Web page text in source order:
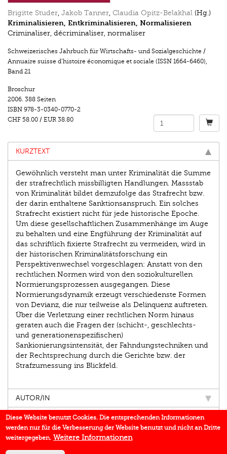
Brigitte Studer, Jakob Tanner, Claudia Opitz-Belakhal (Hg.)
Kriminalisieren, Entkriminalisieren, Normalisieren
Criminaliser, décriminaliser, normaliser
Schweizerisches Jahrbuch für Wirtschafts- und Sozialgeschichte /
Annuaire suisse d’histoire économique et sociale (ISSN 1664-6460),
Band 21
Broschur
2006. 388 Seiten
ISBN 978-3-0340-0770-2
CHF 58.00 / EUR 38.80
KURZTEXT
Gewöhnlich versteht man unter Kriminalität die Summe
der strafrechtlich missbilligten Handlungen. Massstab
von Kriminalität bildet demzufolge das Strafrecht bzw.
der darin enthaltene Sanktionsanspruch. Ein solches
Strafrecht existiert nicht für jede historische Epoche.
Um diese gesellschaftlichen Zusammenhänge im Auge
zu behalten und eine Engführung der Kriminalität auf
das schriftlich fixierte Strafrecht zu vermeiden, wird in
der historischen Kriminalitätsforschung ein
Perspektivenwechsel vorgeschlagen: Anstatt von den
rechtlichen Normen wird von den soziokulturellen
Normierungsprozessen ausgegangen. Diese
Normierungsdynamik erzeugt verschiedenste Formen
von Devianz, die nur teilweise als Delinquenz auftreten.
Über die Verletzung einer rechtlichen Norm hinaus
geraten auch die Fragen der (schicht-, geschlechts-
und generationenspezifischen)
Sankionierungsintensität, der Fahndungstechniken und
der Rechtsprechung durch die Gerichte bzw. der
Strafzumessung ins Blickfeld.
AUTOR/IN
EINBLICK
IN DEN MEDIEN
Diese Website benutzt Cookies. Die entsprechenden Informationen
werden nur für die Verbesserung der Website benutzt und nicht an Dritte
weitergegeben. Weitere Informationen